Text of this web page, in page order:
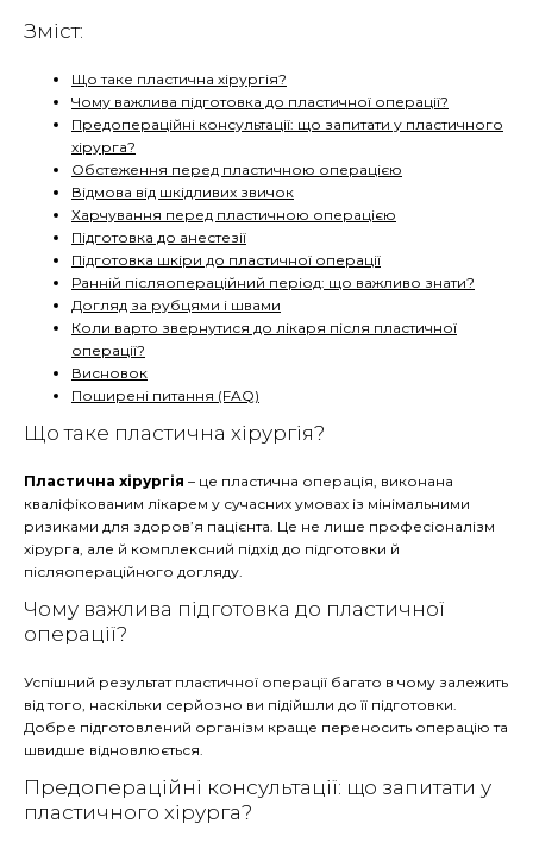
Зміст:
Що таке пластична хірургія?
Чому важлива підготовка до пластичної операції?
Предопераційні консультації: що запитати у пластичного
хірурга?
Обстеження перед пластичною операцією
Відмова від шкідливих звичок
Харчування перед пластичною операцією
Підготовка до анестезії
Підготовка шкіри до пластичної операції
Ранній післяопераційний період: що важливо знати?
Догляд за рубцями і швами
Коли варто звернутися до лікаря після пластичної
операції?
Висновок
Поширені питання (FAQ)
Що таке пластична хірургія?
Пластична хірургія – це пластична операція, виконана
кваліфікованим лікарем у сучасних умовах із мінімальними
ризиками для здоров’я пацієнта. Це не лише професіоналізм
хірурга, але й комплексний підхід до підготовки й
післяопераційного догляду.
Чому важлива підготовка до пластичної
операції?
Успішний результат пластичної операції багато в чому залежить
від того, наскільки серйозно ви підійшли до її підготовки.
Добре підготовлений організм краще переносить операцію та
швидше відновлюється.
Предопераційні консультації: що запитати у
пластичного хірурга?